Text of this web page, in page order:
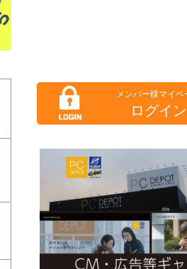
ログイン